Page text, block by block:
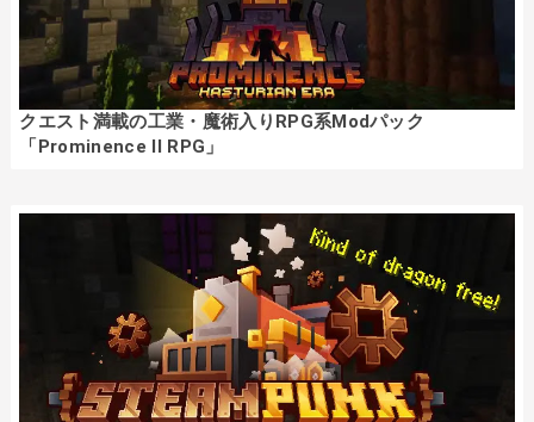
クエスト満載の工業・魔術入りRPG系Modパック
「Prominence II RPG」